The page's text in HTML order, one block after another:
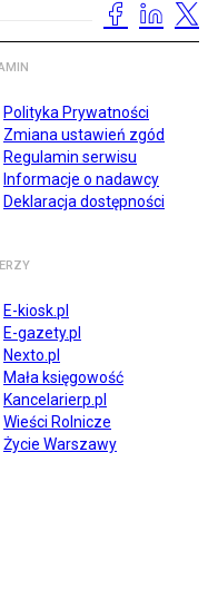
Polityka Prywatności
Zmiana ustawień zgód
Regulamin serwisu
Informacje o nadawcy
Deklaracja dostępności
E-kiosk.pl
E-gazety.pl
Nexto.pl
Mała księgowość
Kancelarierp.pl
Wieści Rolnicze
Życie Warszawy